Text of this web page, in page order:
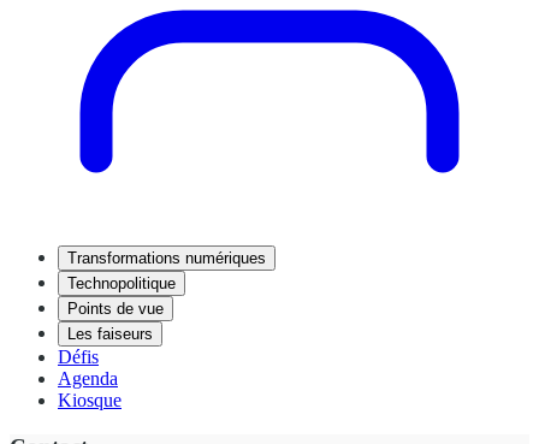
Transformations numériques
Technopolitique
Points de vue
Les faiseurs
Défis
Agenda
Kiosque